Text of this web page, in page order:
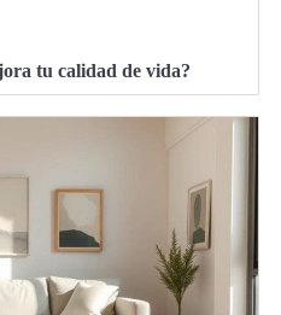
tu calidad de vida?